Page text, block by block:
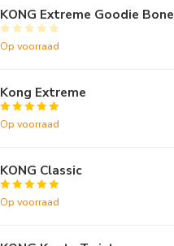
KONG Extreme Goodie Bone
Op voorraad
Kong Extreme
Op voorraad
KONG Classic
Op voorraad